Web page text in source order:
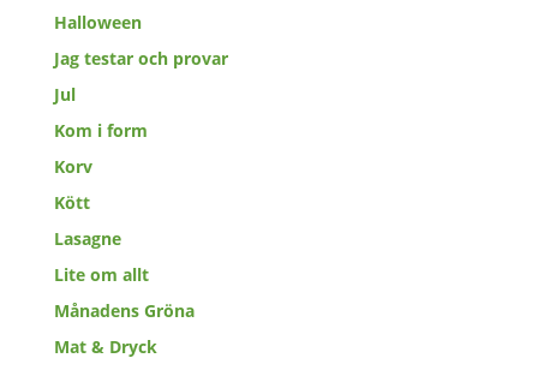
Halloween
Jag testar och provar
Jul
Kom i form
Korv
Kött
Lasagne
Lite om allt
Månadens Gröna
Mat & Dryck